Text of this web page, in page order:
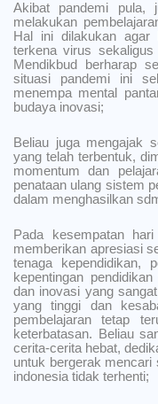
Akibat pandemi pula,
melakukan
Hal ini dilakukan
terkena virus
Mendikbud berharap
situasi pandemi ini
menempa mental
budaya inovasi;
Beliau juga mengajak
yang telah terbentuk,
momentum dan
penataan ulang sistem
dalam menghasilkan
Pada kesempatan
memberikan apresiasi
tenaga kependidikan,
kepentingan
dan inovasi yang
yang tinggi dan
pembelajaran tetap
keterbatasan. Beliau
cerita-cerita hebat,
untuk bergerak mencari
indonesia tidak terhenti;